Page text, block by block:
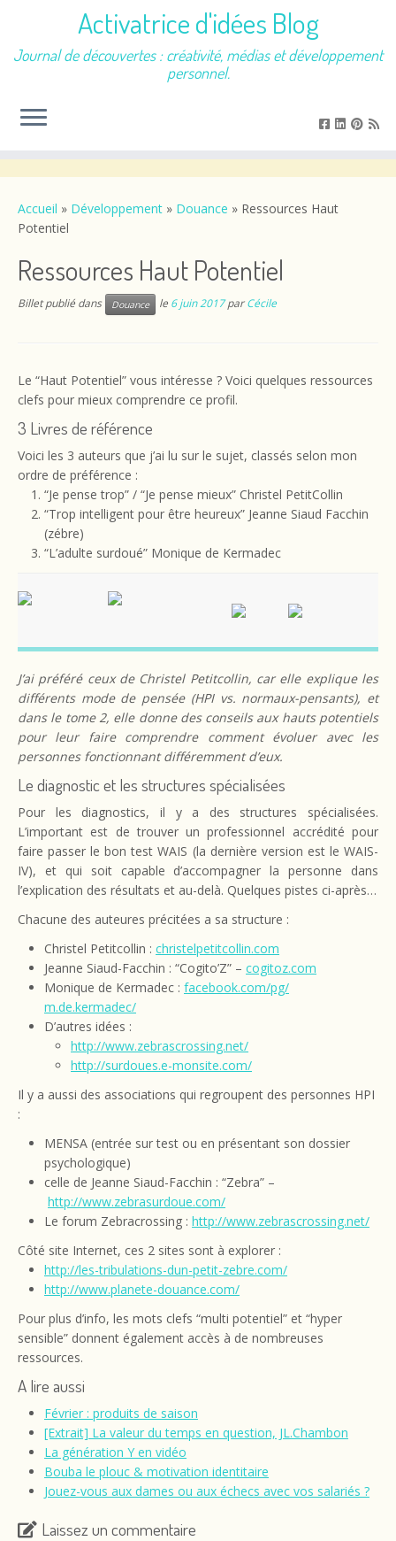
contenu
Activatrice d'idées Blog
Journal de découvertes : créativité, médias et développement
personnel.
Accueil » Développement » Douance » Ressources Haut
Potentiel
Ressources Haut Potentiel
Billet publié dans Douance le 6 juin 2017 parCécile
Le “Haut Potentiel” vous intéresse ? Voici quelques ressources
clefs pour mieux comprendre ce profil.
3 Livres de référence
Voici les 3 auteurs que j’ai lu sur le sujet, classés selon mon
ordre de préférence :
“Je pense trop” / “Je pense mieux” Christel PetitCollin
“Trop intelligent pour être heureux” Jeanne Siaud Facchin
(zébre)
“L’adulte surdoué” Monique de Kermadec
J’ai préféré ceux de Christel Petitcollin, car elle explique les
différents mode de pensée (HPI vs. normaux-pensants), et
dans le tome 2, elle donne des conseils aux hauts potentiels
pour leur faire comprendre comment évoluer avec les
personnes fonctionnant différemment d’eux.
Le diagnostic et les structures spécialisées
Pour les diagnostics, il y a des structures spécialisées.
L’important est de trouver un professionnel accrédité pour
faire passer le bon test WAIS (la dernière version est le WAIS-
IV), et qui soit capable d’accompagner la personne dans
l’explication des résultats et au-delà. Quelques pistes ci-après…
Chacune des auteures précitées a sa structure :
Christel Petitcollin : christelpetitcollin.com
Jeanne Siaud-Facchin : “Cogito’Z” – cogitoz.com
Monique de Kermadec : facebook.com/pg/
m.de.kermadec/
D’autres idées :
http://www.zebrascrossing.net/
http://surdoues.e-monsite.com/
Il y a aussi des associations qui regroupent des personnes HPI
:
MENSA (entrée sur test ou en présentant son dossier
psychologique)
celle de Jeanne Siaud-Facchin : “Zebra” –
http://www.zebrasurdoue.com/
Le forum Zebracrossing : http://www.zebrascrossing.net/
Côté site Internet, ces 2 sites sont à explorer :
http://les-tribulations-dun-petit-zebre.com/
http://www.planete-douance.com/
Pour plus d’info, les mots clefs “multi potentiel” et “hyper
sensible” donnent également accès à de nombreuses
ressources.
A lire aussi
Février : produits de saison
[Extrait] La valeur du temps en question, JL.Chambon
La génération Y en vidéo
Bouba le plouc & motivation identitaire
Jouez-vous aux dames ou aux échecs avec vos salariés ?
Laissez un commentaire